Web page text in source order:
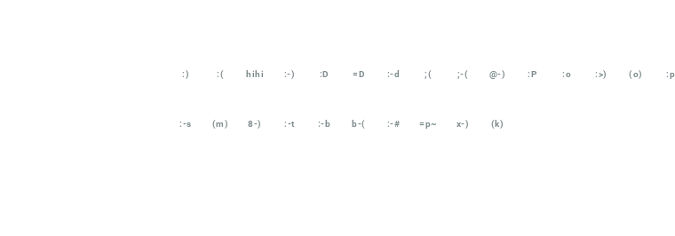
:) :( hihi :-) :D =D :-d ;( ;-( @-) :P :o :>) (o) :p
:-s (m) 8-) :-t :-b b-( :-# =p~ x-) (k)